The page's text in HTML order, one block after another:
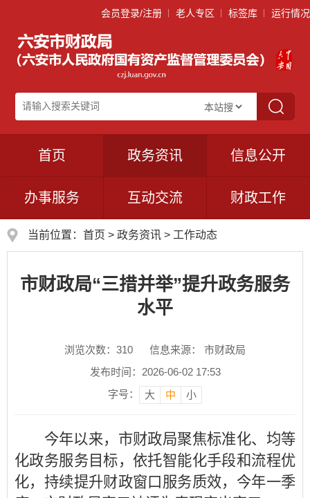
会员登录/注册 老人专区 标签库 运行情况
首页 政务资讯 信息公开
办事服务 互动交流 财政工作
当前位置： 首页 > 政务资讯 > 工作动态
市财政局“三措并举”提升政务服务
水平
浏览次数： 310
信息来源： 市财政局
发布时间：2026-06-02 17:53
字号：
大 中 小
今年以来，市财政局聚焦标准化、均等
化政务服务目标，依托智能化手段和流程优
化，持续提升财政窗口服务质效，今年一季